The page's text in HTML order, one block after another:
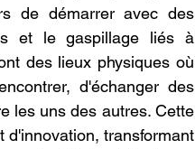
de démarrer avec des
et le gaspillage liés à
des lieux physiques où
d'échanger des
les uns des autres. Cette
d'innovation, transformant